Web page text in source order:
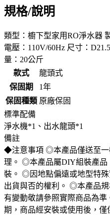
規格/說明
類型：櫥下型家用RO淨水器
電壓：110V/60Hz 尺寸：
量：20公斤
款式
龍頭式
保固期
1年
保固種類 原廠保固
標準配備
淨水機*1、出水龍頭*1
備註
◆注意事項 ◎本產品僅送至一
理。 ◎本產品屬DIY組裝產品
裝。 ◎因地點偏遠或地型特
出貨與否的權利。 ◎本產品
有變動敬請參照實際商品為
期，商品經安裝或使用後，